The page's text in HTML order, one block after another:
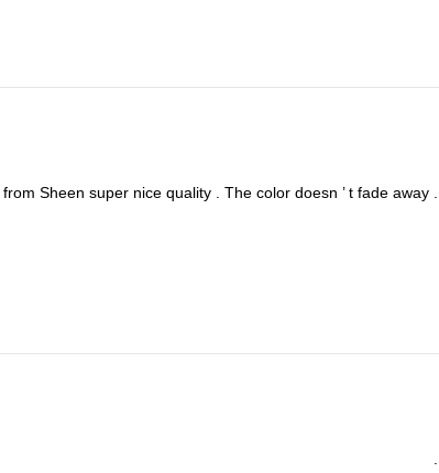
from Sheen super nice quality The color doesn ’t fade away